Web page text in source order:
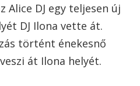
Alice DJ egy teljesen új
DJ Ilona vette át.
történt énekesnő
át Ilona helyét.